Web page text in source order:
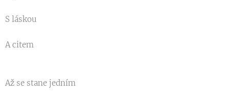
S láskou
A citem
Až se stane jedním